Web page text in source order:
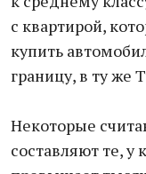
с квартирой,
купить
границу, в ту же
Некоторые
составляют те,